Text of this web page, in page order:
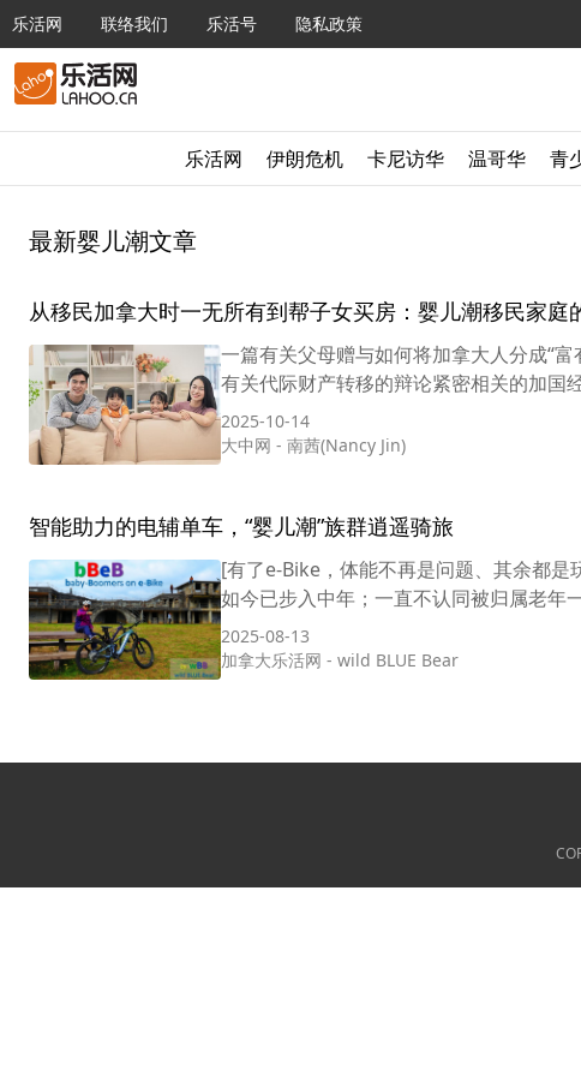
乐活网 联络我们 乐活号 隐私政策
乐活网 伊朗危机 卡尼访华 温哥华 青
最新婴儿潮文章
从移民加拿大时一无所有到帮子女买房：婴儿潮移民家庭
一篇有关父母赠与如何将加拿大人分成“
有关代际财产转移的辩论紧密相关的加
2025-10-14
大中网 - 南茜(Nancy Jin)
智能助力的电辅单车，“婴儿潮”族群逍遥骑旅
[有了e-Bike，体能不再是问题、其余都是
如今已步入中年；一直不认同被归属老
2025-08-13
加拿大乐活网 - wild BLUE Bear